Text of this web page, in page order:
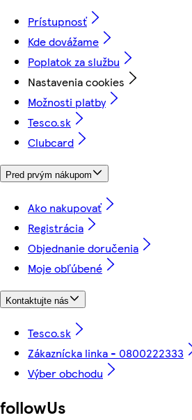
Prístupnosť
Kde dovážame
Poplatok za službu
Nastavenia cookies
Možnosti platby
Tesco.sk
Clubcard
Pred prvým nákupom
Ako nakupovať
Registrácia
Objednanie doručenia
Moje obľúbené
Kontaktujte nás
Tesco.sk
Zákaznícka linka - 0800222333
Výber obchodu
followUs